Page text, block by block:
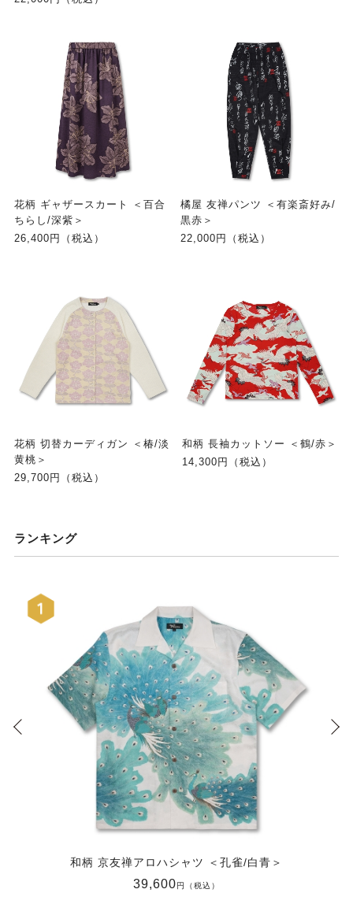
花柄 ギャザースカート ＜百合
ちらし/深紫＞
26,400円（税込）
橘屋 友禅パンツ ＜有楽斎好み/
黒赤＞
22,000円（税込）
花柄 切替カーディガン ＜椿/淡
黄桃＞
29,700円（税込）
和柄 長袖カットソー ＜鶴/赤＞
14,300円（税込）
ランキング
和柄 京友禅アロハシャツ ＜孔雀/白青＞
39,600円（税込）